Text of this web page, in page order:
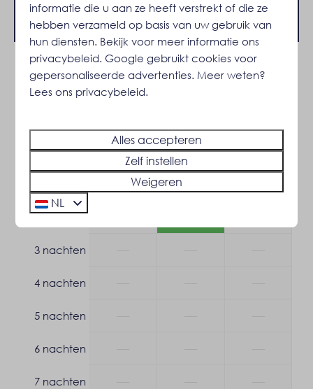
Rustige ligging
Op een resort
Aan het water
Middagzon
Hoekplaats
Tuin
Tuinmeubels
Ligstoel
Zonnewering: Zonnescherm
Terras: Overdekt
Veiligheid
Brandblusser
Airconditioning
Beschikbaarheid en prijs
2 gasten
vr
18 sep
za
19 sep
20 sep
2 nachten
3 nachten
4 nachten
5 nachten
6 nachten
7 nachten
informatie die u aan ze heeft verstrekt of die ze
hebben verzameld op basis van uw gebruik van
hun diensten. Bekijk voor meer informatie ons
privacybeleid.Google gebruikt cookies voor
gepersonaliseerde advertenties. Meer weten?
Lees ons privacybeleid.
Alles accepteren
Zelf instellen
Weigeren
NL